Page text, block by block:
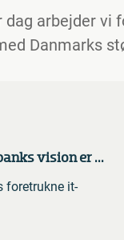
arbejder
Danmarks
vision er ...
foretrukne it-